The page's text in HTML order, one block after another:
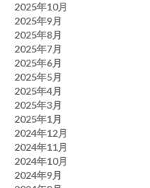
2025年10月
2025年9月
2025年8月
2025年7月
2025年6月
2025年5月
2025年4月
2025年3月
2025年1月
2024年12月
2024年11月
2024年10月
2024年9月